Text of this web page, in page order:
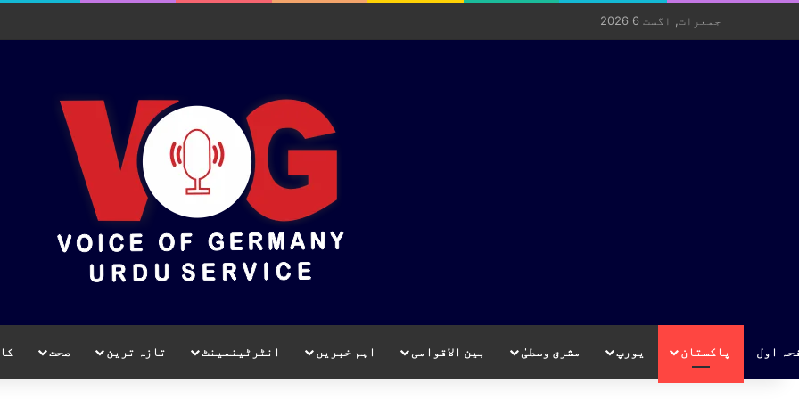
جمعرات, اگست 6 2026
اول پاکستان یورپ مشرق وسطیٰ بین الاقوامی اہم خبریں انٹرٹینمینٹ تازہ ترین صحت